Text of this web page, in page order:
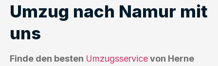
Umzug nach Namur mit
uns
Finde den besten Umzugsservicevon Herne